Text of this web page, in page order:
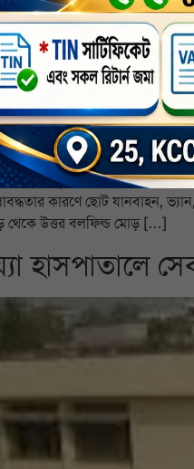
টানা বৃষ্টিতে সাতক্ষীরার
কারণে ছোট যানবাহন,
থেকে উত্তর বলফিল্ড মোড় […]
হাসপাতালে